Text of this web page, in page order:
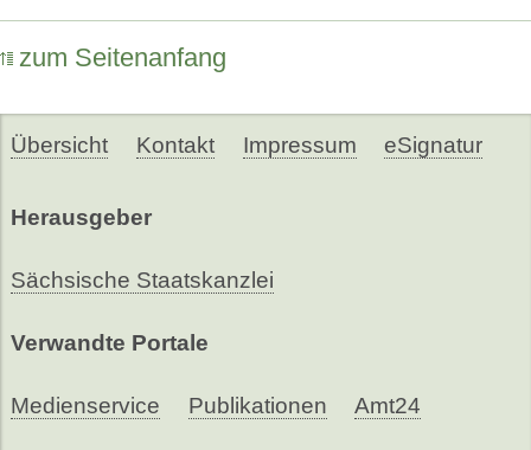
zum Seitenanfang
Übersicht Kontakt Impressum eSignatur
Herausgeber
Sächsische Staatskanzlei
Verwandte Portale
Medienservice Publikationen Amt24